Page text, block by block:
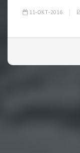
11-ОКТ-2016